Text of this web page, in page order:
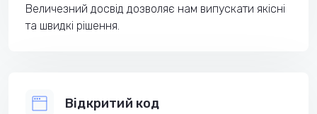
Величезний досвід дозволяє нам випускати якісні
та швидкі рішення.
Відкритий код